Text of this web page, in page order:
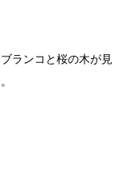
ランコと桜の木が見